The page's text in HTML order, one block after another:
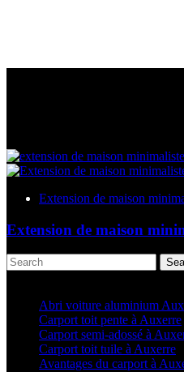
Extension de maison
Extension de maison
Abri voiture aluminium
Carport toit pente à Auxerre
Carport semi-adossé à
Carport toit tuile à Auxerre
Avantages du carport à